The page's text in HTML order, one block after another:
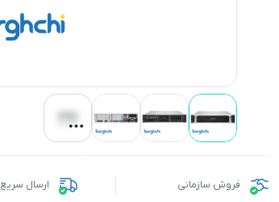
فروش سازمانی ارسال سریع